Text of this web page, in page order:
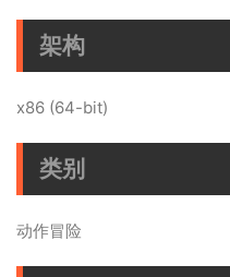
架构
x86 (64-bit)
类别
动作冒险